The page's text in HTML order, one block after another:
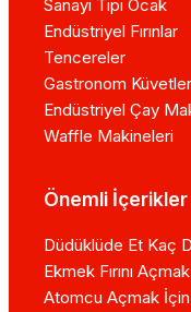
Sanayi Tipi Ocak
Endüstriyel Fırınlar
Tencereler
Gastronom Küvetler
Endüstriyel Çay
Waffle Makineleri
Önemli İçerikler
Düdüklüde Et Kaç
Ekmek Fırını
Atomcu Açmak